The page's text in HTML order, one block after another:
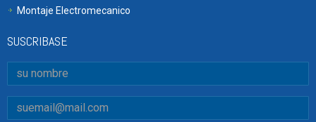
Montaje Electromecanico
SUSCRIBASE